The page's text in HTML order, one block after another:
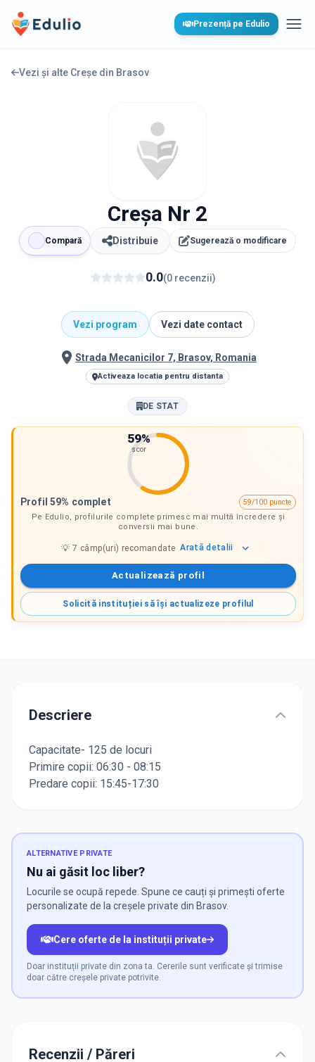
Edulio Prezență pe Edulio
Vezi și alte Creșe din Brasov
Creșa Nr 2
Compară Distribuie Sugerează o modificare
0.0(0 recenzii)
Vezi program Vezi date contact
Strada Mecanicilor 7, Brasov, Romania
Activeaza locatia pentru distanta
DE STAT
59%
scor
Profil 59% complet
59/100 puncte
Pe Edulio, profilurile complete primesc mai multă încredere și
conversii mai bune.
💡7 câmp(uri) recomandate Arată detalii
Actualizează profil
Solicită instituției să își actualizeze profilul
Descriere
Capacitate- 125 de locuri
Primire copii: 06:30 - 08:15
Predare copii: 15:45-17:30
ALTERNATIVE PRIVATE
Nu ai găsit loc liber?
Locurile se ocupă repede. Spune ce cauți și primești oferte
personalizate de la creșele private din Brasov.
Cere oferte de la instituții private
Doar instituții private din zona ta. Cererile sunt verificate și trimise
doar către creșele private potrivite.
Recenzii / Păreri